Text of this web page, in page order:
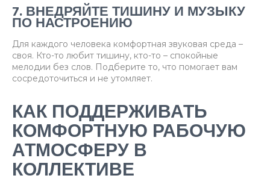
7. ВНЕДРЯЙТЕ ТИШИНУ И МУЗЫКУ
ПО НАСТРОЕНИЮ
Для каждого человека комфортная звуковая среда –
своя. Кто-то любит тишину, кто-то – спокойные
мелодии без слов. Подберите то, что помогает вам
сосредоточиться и не утомляет.
КАК ПОДДЕРЖИВАТЬ
КОМФОРТНУЮ РАБОЧУЮ
АТМОСФЕРУ В
КОЛЛЕКТИВЕ